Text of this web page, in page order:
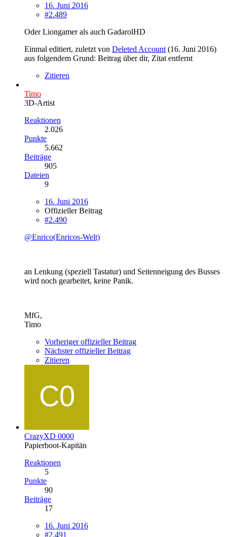
16. Juni 2016
#2.489
Oder Liongamer als auch GadarolHD
Einmal editiert, zuletzt von Deleted Account (16. Juni 2016)
aus folgendem Grund: Beitrag über dir, Zitat entfernt
Zitieren
Timo
3D-Artist
Reaktionen
2.026
Punkte
5.662
Beiträge
905
Dateien
9
16. Juni 2016
Offizieller Beitrag
#2.490
@Enrico(Enricos-Welt)
an Lenkung (speziell Tastatur) und Seitenneigung des Busses
wird noch gearbeitet, keine Panik.
MfG,
Timo
Vorheriger offizieller Beitrag
Nächster offizieller Beitrag
Zitieren
CrazyXD 0000
Papierboot-Kapitän
Reaktionen
5
Punkte
90
Beiträge
17
16. Juni 2016
#2.491